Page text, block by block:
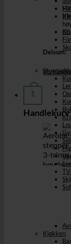
Delsum:
Vis
1
Handlekurv
Kjøkken